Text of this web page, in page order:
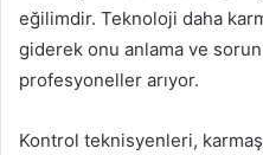
eğilimdir. Teknoloji daha
giderek onu anlama ve
profesyoneller arıyor.
Kontrol teknisyenleri,